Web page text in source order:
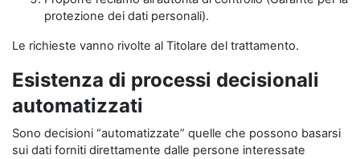
protezione dei dati personali).
Le richieste vanno rivolte al Titolare del trattamento.
Esistenza di processi decisionali
automatizzati
Sono decisioni “automatizzate” quelle che possono basarsi
sui dati forniti direttamente dalle persone interessate